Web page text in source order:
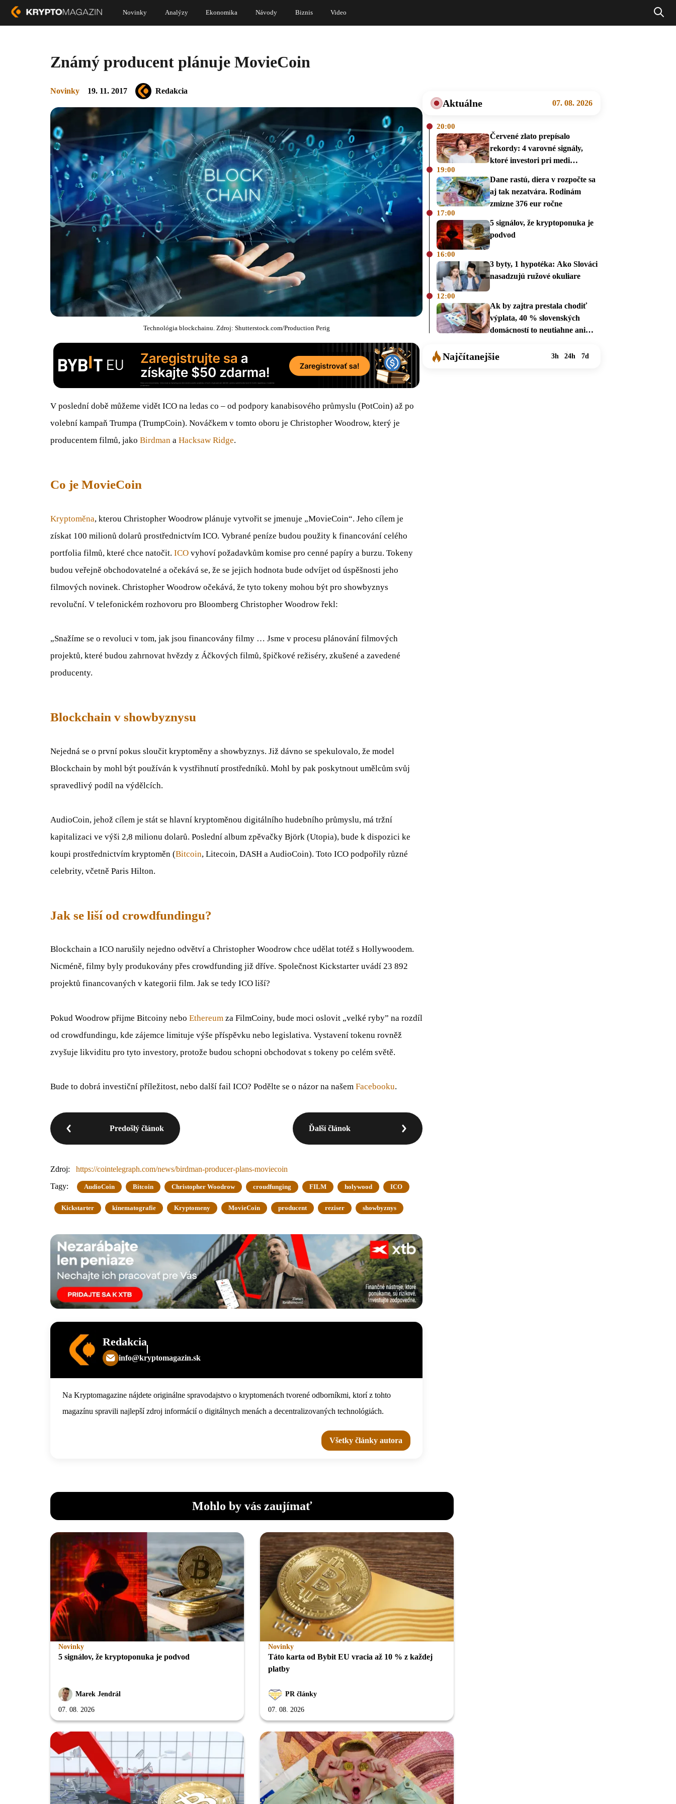
Novinky Analýzy Ekonomika Návody Biznis Video
Známý producent plánuje MovieCoin
Novinky 19. 11. 2017 Redakcia
Technológia blockchainu. Zdroj: Shutterstock.com/Production Perig
V poslední době můžeme vidět ICO na ledas co – od podpory kanabisového průmyslu (PotCoin) až po
volební kampaň Trumpa (TrumpCoin). Nováčkem v tomto oboru je Christopher Woodrow, který je
producentem filmů, jako Birdman a Hacksaw Ridge.
Co je MovieCoin
Kryptoměna, kterou Christopher Woodrow plánuje vytvořit se jmenuje „MovieCoin“. Jeho cílem je
získat 100 milionů dolarů prostřednictvím ICO. Vybrané peníze budou použity k financování celého
portfolia filmů, které chce natočit. ICO vyhoví požadavkům komise pro cenné papíry a burzu. Tokeny
budou veřejně obchodovatelné a očekává se, že se jejich hodnota bude odvíjet od úspěšnosti jeho
filmových novinek. Christopher Woodrow očekává, že tyto tokeny mohou být pro showbyznys
revoluční. V telefonickém rozhovoru pro Bloomberg Christopher Woodrow řekl:
„Snažíme se o revoluci v tom, jak jsou financovány filmy … Jsme v procesu plánování filmových
projektů, které budou zahrnovat hvězdy z Áčkových filmů, špičkové režiséry, zkušené a zavedené
producenty.
Blockchain v showbyznysu
Nejedná se o první pokus sloučit kryptoměny a showbyznys. Již dávno se spekulovalo, že model
Blockchain by mohl být používán k vystřihnutí prostředníků. Mohl by pak poskytnout umělcům svůj
spravedlivý podíl na výdělcích.
AudioCoin, jehož cílem je stát se hlavní kryptoměnou digitálního hudebního průmyslu, má tržní
kapitalizaci ve výši 2,8 milionu dolarů. Poslední album zpěvačky Björk (Utopia), bude k dispozici ke
koupi prostřednictvím kryptoměn (Bitcoin, Litecoin, DASH a AudioCoin). Toto ICO podpořily různé
celebrity, včetně Paris Hilton.
Jak se liší od crowdfundingu?
Blockchain a ICO narušily nejedno odvětví a Christopher Woodrow chce udělat totéž s Hollywoodem.
Nicméně, filmy byly produkovány přes crowdfunding již dříve. Společnost Kickstarter uvádí 23 892
projektů financovaných v kategorii film. Jak se tedy ICO liší?
Pokud Woodrow přijme Bitcoiny nebo Ethereum za FilmCoiny, bude moci oslovit „velké ryby” na rozdíl
od crowdfundingu, kde zájemce limituje výše příspěvku nebo legislativa. Vystavení tokenu rovněž
zvyšuje likviditu pro tyto investory, protože budou schopni obchodovat s tokeny po celém světě.
Bude to dobrá investiční příležitost, nebo další fail ICO? Podělte se o názor na našem Facebooku.
Predošlý článok Ďalší článok
Zdroj:
https://cointelegraph.com/news/birdman-producer-plans-moviecoin
Tagy:
AudioCoin Bitcoin Christopher Woodrow croudfunging FILM holywood ICO
Kickstarter kinematografie Kryptomeny MovieCoin producent reziser showbyznys
Redakcia
info@kryptomagazin.sk
Na Kryptomagazine nájdete originálne spravodajstvo o kryptomenách tvorené odborníkmi, ktorí z tohto
magazínu spravili najlepší zdroj informácií o digitálnych menách a decentralizovaných technológiách.
Všetky články autora
Aktuálne 07. 08. 2026
20:00
Červené zlato prepísalo
rekordy: 4 varovné signály,
ktoré investori pri medi
19:00
Dane rastú, diera v rozpočte sa
aj tak nezatvára. Rodinám
zmizne 376 eur ročne
17:00
5 signálov, že kryptoponuka je
podvod
16:00
3 byty, 1 hypotéka: Ako Slováci
nasadzujú ružové okuliare
12:00
Ak by zajtra prestala chodiť
výplata, 40 % slovenských
domácností to neutiahne ani
Najčítanejšie 3h 24h 7d
Mohlo by vás zaujímať
Novinky
5 signálov, že kryptoponuka je podvod
Marek Jendrál
07. 08. 2026
Novinky
Táto karta od Bybit EU vracia až 10 % z každej
platby
PR články
07. 08. 2026